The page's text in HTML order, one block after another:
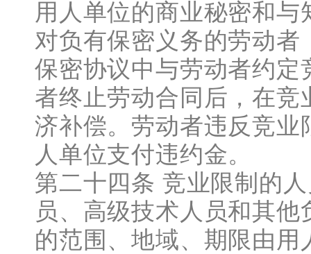
用人单位的商业秘密和
对负有保密义务的劳动
保密协议中与劳动者约
者终止劳动合同后，在
济补偿。劳动者违反竞
人单位支付违约金。
第二十四条 竞业限制的
员、高级技术人员和其
的范围、地域、期限由